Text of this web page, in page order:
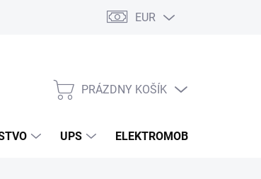
ochrany osobných údajov Súbory cookies
EUR
NÁKUPNÝ
PRÁZDNY KOŠÍK
UPS ELEKTROMOBILITA